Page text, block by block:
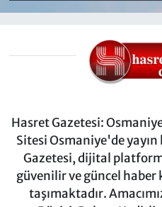
Hasret Gazetesi:
Sitesi Osmaniye'de
Gazetesi, dijital
güvenilir ve güncel haber
taşımaktadır.